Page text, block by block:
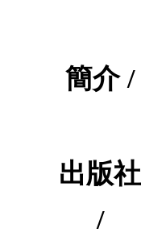
簡介 /
出版社
/